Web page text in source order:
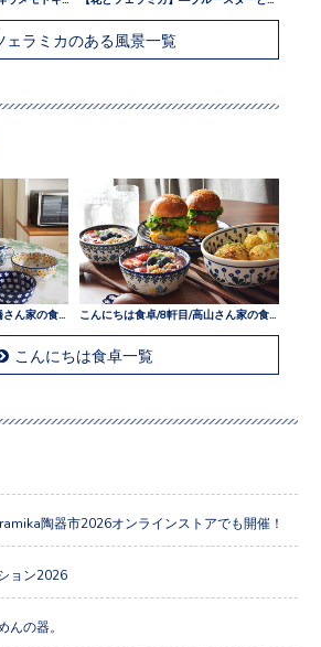
ェラミカのある風景一覧
こんにちは食卓/9軒目/本橋さん家の食卓
こんにちは食卓一覧
陶器市2026オンラインストアでも開催！
ョン2026
んの器。